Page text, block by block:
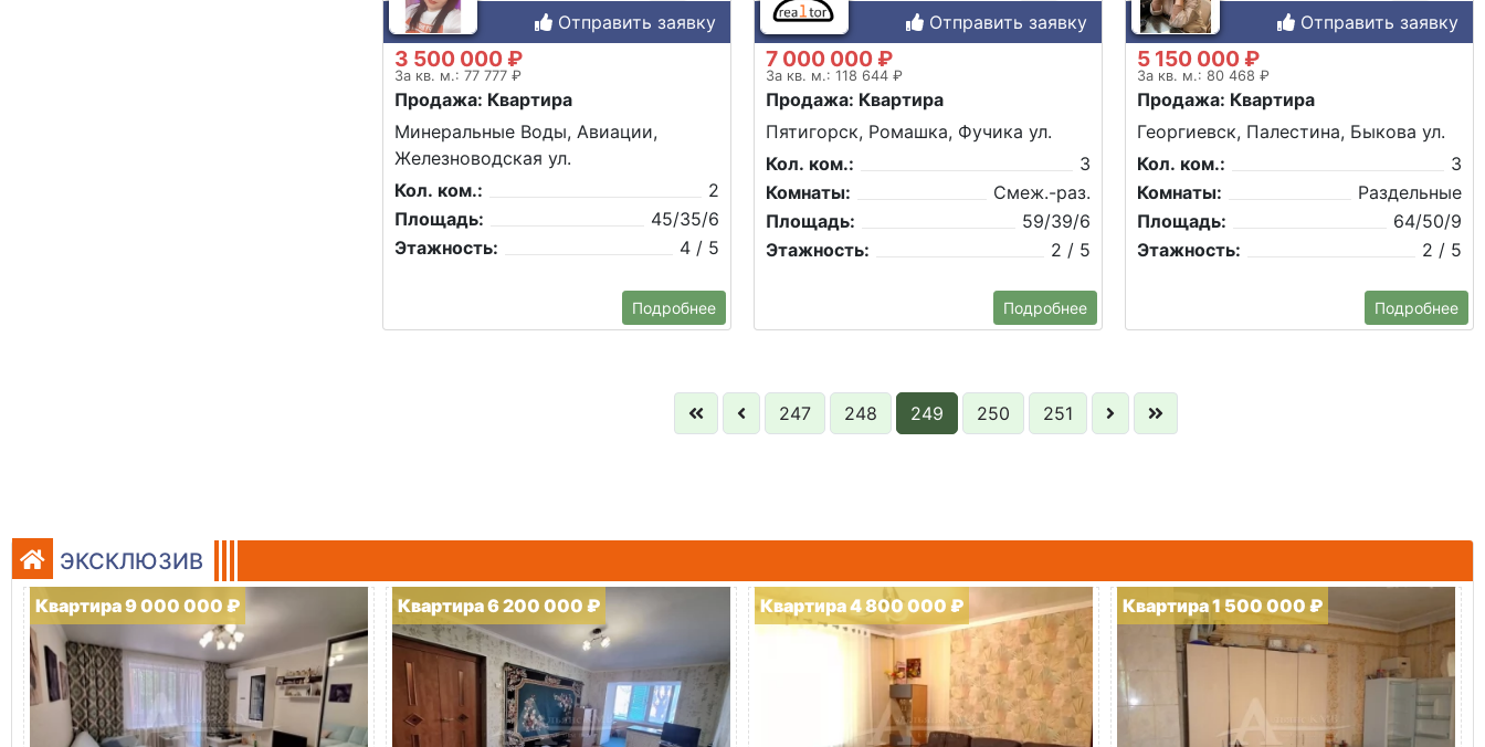
Отправить заявку
3 500 000 ₽
За кв. м.: 77 777 ₽
Продажа: Квартира
Минеральные Воды, Авиации,
Железноводская ул.
Кол. ком.:
2
Площадь:
45/35/6
Этажность:
4 / 5
Подробнее
Отправить заявку
7 000 000 ₽
За кв. м.: 118 644 ₽
Продажа: Квартира
Пятигорск, Ромашка, Фучика ул.
Кол. ком.:
3
Комнаты:
Смеж.-раз.
Площадь:
59/39/6
Этажность:
2 / 5
Подробнее
Отправить заявку
5 150 000 ₽
За кв. м.: 80 468 ₽
Продажа: Квартира
Георгиевск, Палестина, Быкова ул.
Кол. ком.:
3
Комнаты:
Раздельные
Площадь:
64/50/9
Этажность:
2 / 5
Подробнее
247 248 249 250 251
ЭКСКЛЮЗИВ
Квартира 9 000 000 ₽ Квартира 6 200 000 ₽ Квартира 4 800 000 ₽ Квартира 1 500 000 ₽